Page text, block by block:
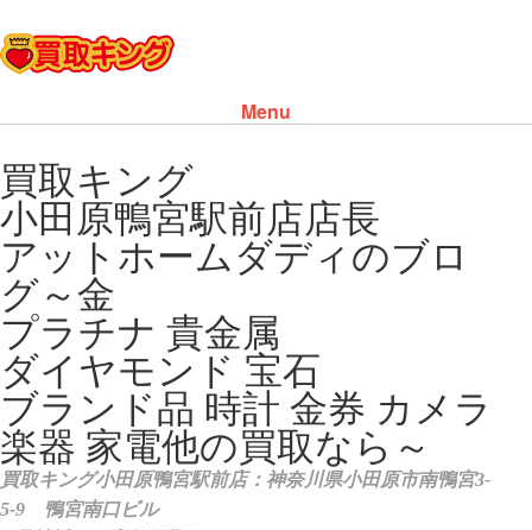
Menu